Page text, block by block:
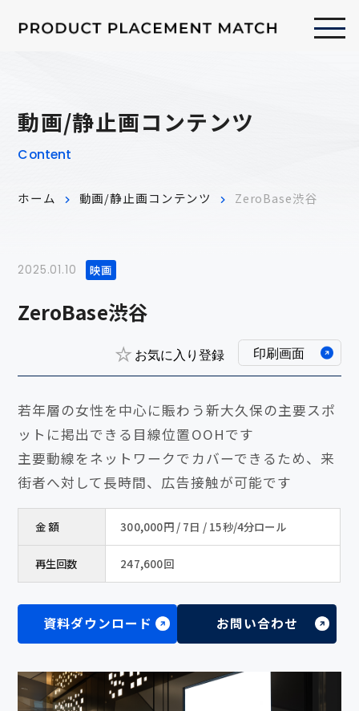
動画/静止画コンテンツ
Content
ホーム 動画/静止画コンテンツ ZeroBase渋谷
2025.01.10 映画
ZeroBase渋谷
お気に入り登録 印刷画面
若年層の女性を中心に賑わう新大久保の主要スポ
ットに掲出できる目線位置OOHです
主要動線をネットワークでカバーできるため、来
街者へ対して長時間、広告接触が可能です
金 額 300,000円 / 7日 / 15秒/4分ロール
再生回数 247,600回
資料ダウンロード お問い合わせ